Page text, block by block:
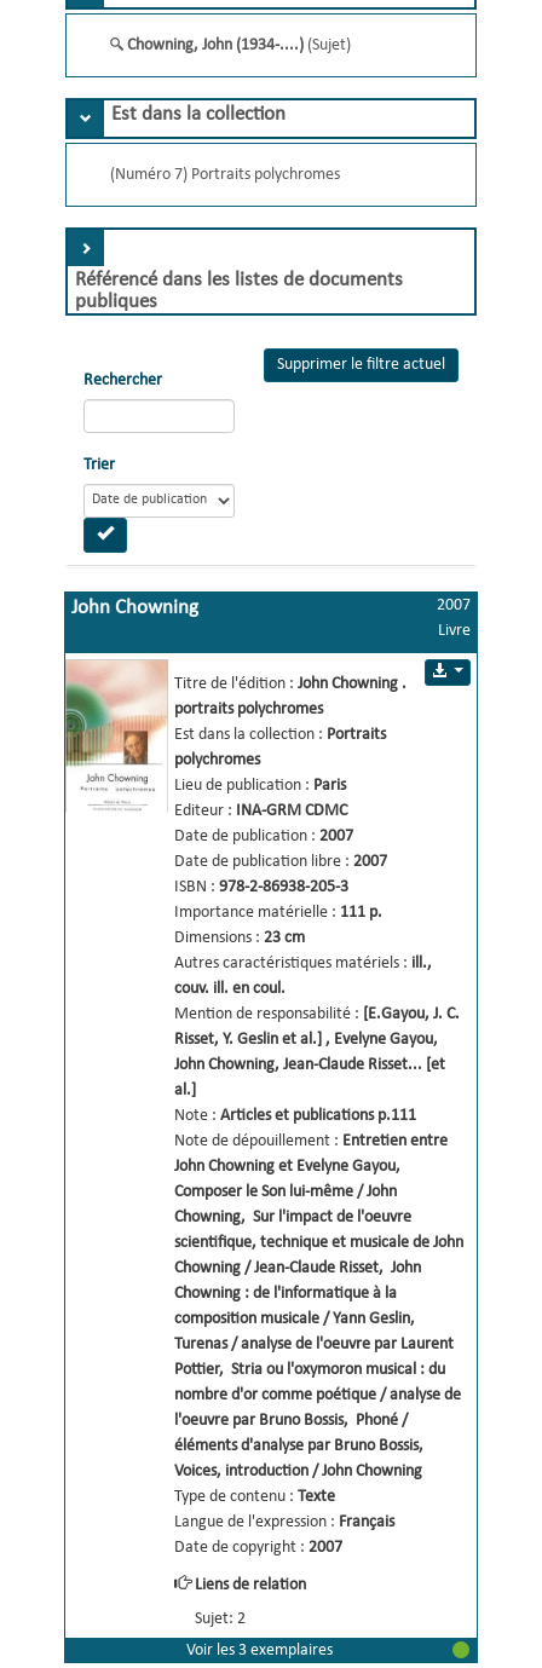
Chowning, John (1934-....) (Sujet)
Est dans la collection
(Numéro 7) Portraits polychromes
Référencé dans les listes de documents
publiques
Supprimer le filtre actuel
Rechercher
Trier
John Chowning
portraits polychromes
2007
Livre
Titre de l'édition : John Chowning .
portraits polychromes
Est dans la collection : Portraits
polychromes
Lieu de publication : Paris
Editeur :
INA-GRMCDMC
Date de publication : 2007
Date de publication libre : 2007
ISBN : 978-2-86938-205-3
Importance matérielle : 111 p.
Dimensions : 23 cm
Autres caractéristiques matériels : ill.,
couv. ill. en coul.
Mention de responsabilité : [E.Gayou, J. C.
Risset, Y. Geslin et al.] , Evelyne Gayou,
John Chowning, Jean-Claude Risset... [et
al.]
Note : Articles et publications p.111
Note de dépouillement : Entretien entre
John Chowning et Evelyne Gayou
Composer le Son lui-même / John
Chowning, Sur l'impact de l'oeuvre
scientifique, technique et musicale de John
Chowning / Jean-Claude Risset, John
Chowning : de l'informatique à la
composition musicale / Yann Geslin
Turenas / analyse de l'oeuvre par Laurent
Pottier, Stria ou l'oxymoron musical : du
nombre d'or comme poétique / analyse de
l'oeuvre par Bruno Bossis, Phoné /
éléments d'analyse par Bruno Bossis
Voices, introduction / John Chowning
Type de contenu : Texte
Langue de l'expression : Français
Date de copyright : 2007
Liens de relation
Sujet: 2
Voir les 3 exemplaires